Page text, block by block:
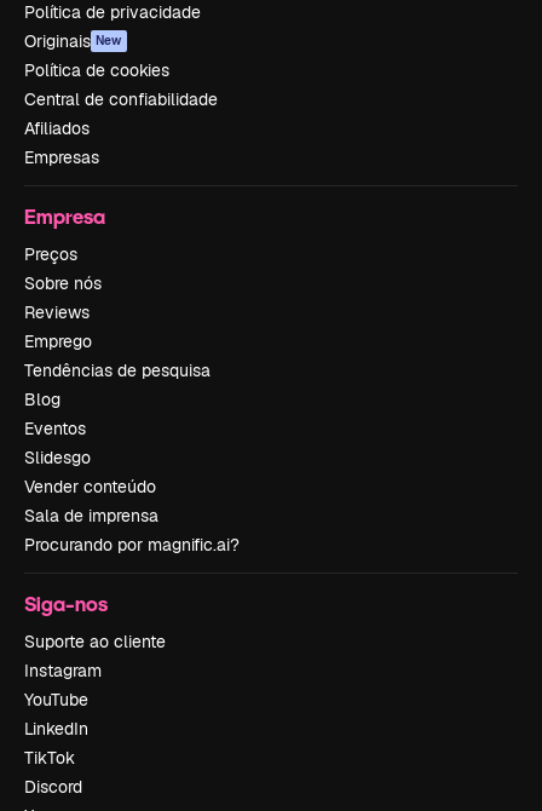
Política de privacidade
Originais New
Política de cookies
Central de confiabilidade
Afiliados
Empresas
Empresa
Preços
Sobre nós
Reviews
Emprego
Tendências de pesquisa
Blog
Eventos
Slidesgo
Vender conteúdo
Sala de imprensa
Procurando por magnific.ai?
Siga-nos
Suporte ao cliente
Instagram
YouTube
LinkedIn
TikTok
Discord